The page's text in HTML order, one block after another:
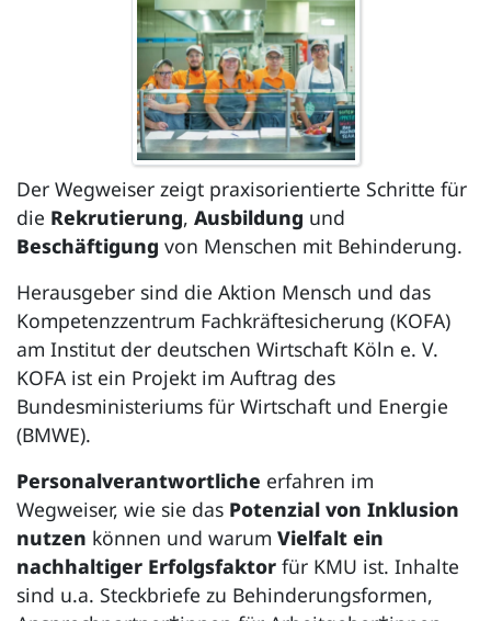
Der Wegweiser zeigt praxisorientierte Schritte für
die Rekrutierung, Ausbildung und
Beschäftigung von Menschen mit Behinderung.
Herausgeber sind die Aktion Mensch und das
Kompetenzzentrum Fachkräftesicherung (KOFA)
am Institut der deutschen Wirtschaft Köln e. V.
KOFA ist ein Projekt im Auftrag des
Bundesministeriums für Wirtschaft und Energie
(BMWE).
Personalverantwortliche erfahren im
Wegweiser, wie sie das Potenzial von Inklusion
nutzen können und warum Vielfalt ein
nachhaltiger Erfolgsfaktor für KMU ist. Inhalte
sind u.a. Steckbriefe zu Behinderungsformen,